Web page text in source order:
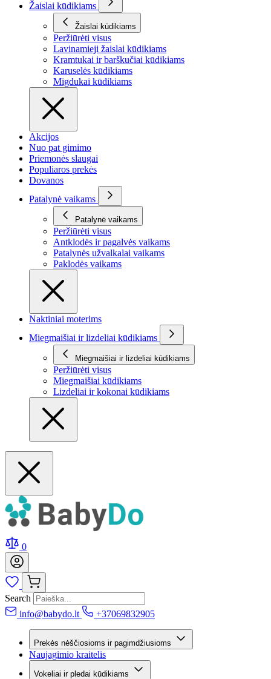
Žaislai kūdikiams
Žaislai kūdikiams
Peržiūrėti visus
Lavinamieji žaislai kūdikiams
Kramtukai ir barškučiai kūdikiams
Karuselės kūdikiams
Migdukai kūdikiams
Akcijos
Nuo pat gimimo
Priemonės slaugai
Populiaros prekės
Dovanos
Patalynė vaikams
Patalynė vaikams
Peržiūrėti visus
Antklodės ir pagalvės vaikams
Patalynės užvalkalai vaikams
Paklodės vaikams
Naktiniai moterims
Miegmaišiai ir lizdeliai kūdikiams
Miegmaišiai ir lizdeliai kūdikiams
Peržiūrėti visus
Miegmaišiai kūdikiams
Lizdeliai ir kokonai kūdikiams
0
Search
info@babydo.lt
+37069832905
Prekės nėščiosioms ir pagimdžiusioms
Naujagimio kraitelis
Vokeliai ir pledai kūdikiams